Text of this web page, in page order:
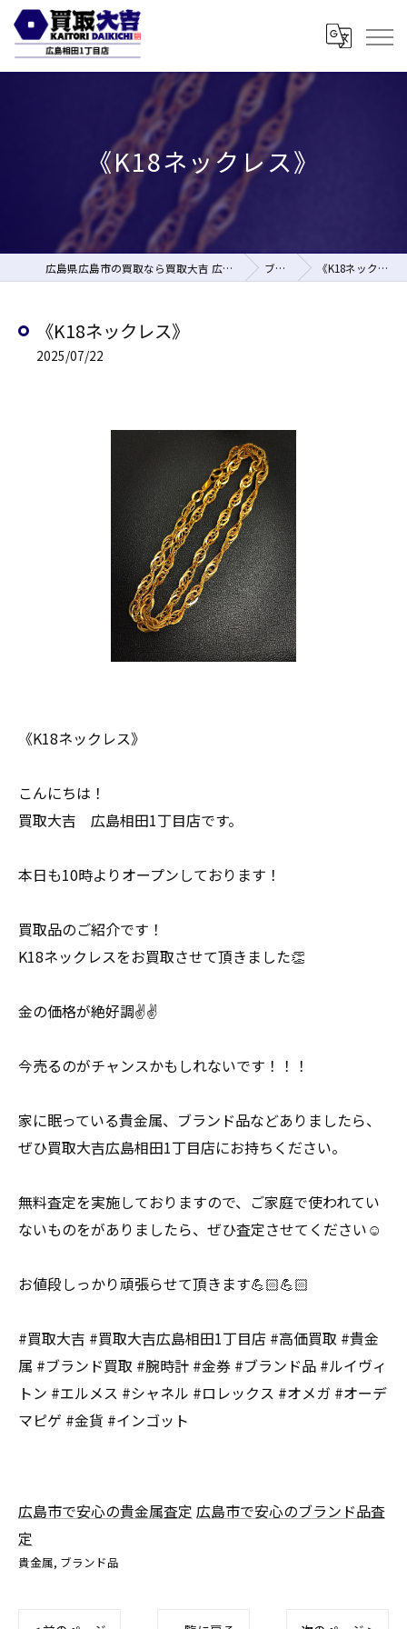
《K18ネックレス》
広島県広島市の買取なら買取大吉 広島相田1丁目店 ブログ 《K18ネックレス》
《K18ネックレス》
2025/07/22
《K18ネックレス》
こんにちは！
買取大吉 広島相田1丁目店です。
本日も10時よりオープンしております！
買取品のご紹介です！
K18ネックレスをお買取させて頂きました👏
金の価格が絶好調✌️✌️
今売るのがチャンスかもしれないです！！！
家に眠っている貴金属、ブランド品などありましたら、
ぜひ買取大吉広島相田1丁目店にお持ちください。
無料査定を実施しておりますので、ご家庭で使われてい
ないものをがありましたら、ぜひ査定させてください☺️
お値段しっかり頑張らせて頂きます💪🏻💪🏻
#買取大吉 #買取大吉広島相田1丁目店 #高価買取 #貴金
属 #ブランド買取 #腕時計 #金券 #ブランド品 #ルイヴィ
トン #エルメス #シャネル #ロレックス #オメガ #オーデ
マピゲ #金貨 #インゴット
広島市で安心の貴金属査定 広島市で安心のブランド品査
定
貴金属 ブランド品